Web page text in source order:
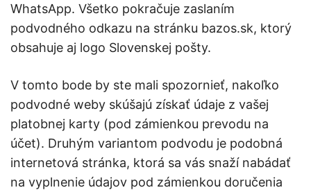
WhatsApp. Všetko pokračuje zaslaním
podvodného odkazu na stránku bazos.sk, ktorý
obsahuje aj logo Slovenskej pošty.
V tomto bode by ste mali spozornieť, nakoľko
podvodné weby skúšajú získať údaje z vašej
platobnej karty (pod zámienkou prevodu na
účet). Druhým variantom podvodu je podobná
internetová stránka, ktorá sa vás snaží nabádať
na vyplnenie údajov pod zámienkou doručenia